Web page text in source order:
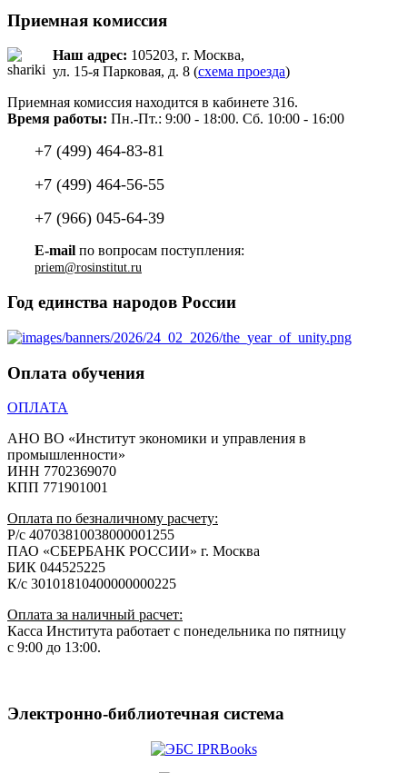
Приемная комиссия
Наш адрес: 105203, г. Москва,
ул. 15-я Парковая, д. 8 (схема проезда)
Приемная комиссия находится в кабинете 316.
Время работы: Пн.-Пт.: 9:00 - 18:00. Сб. 10:00 - 16:00
+7 (499) 464-83-81
+7 (499) 464-56-55
+7 (966) 045-64-39
E-mail по вопросам поступления:
priem@rosinstitut.ru
Год единства народов России
Оплата обучения
ОПЛАТА
АНО ВО «Институт экономики и управления в
промышленности»
ИНН 7702369070
КПП 771901001
Оплата по безналичному расчету:
Р/с 40703810038000001255
ПАО «СБЕРБАНК РОССИИ» г. Москва
БИК 044525225
К/с 30101810400000000225
Оплата за наличный расчет:
Касса Института работает с понедельника по пятницу
с 9:00 до 13:00.
Электронно-библиотечная система